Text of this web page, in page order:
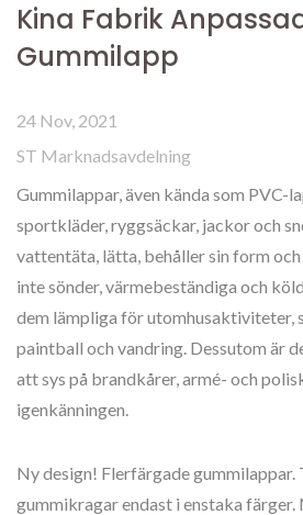
Kina Fabrik
Gummilapp
24 Nov, 2021
ST Marknadsavdelning
Gummilappar, även kända som PVC-
sportkläder, ryggsäckar, jackor och
vattentäta, lätta, behåller sin form
inte sönder, värmebeständiga och
dem lämpliga för utomhusaktiviteter,
paintball och vandring. Dessutom är
att sys på brandkårer, armé- och
igenkänningen.
Ny design! Flerfärgade gummilappar.
gummikragar endast i enstaka färger.